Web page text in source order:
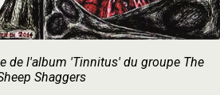
de l'album 'Tinnitus' du groupe The
Shaggers